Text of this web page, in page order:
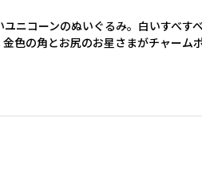
ニコーンのぬいぐるみ。白いすべすべ
色の角とお尻のお星さまがチャーム